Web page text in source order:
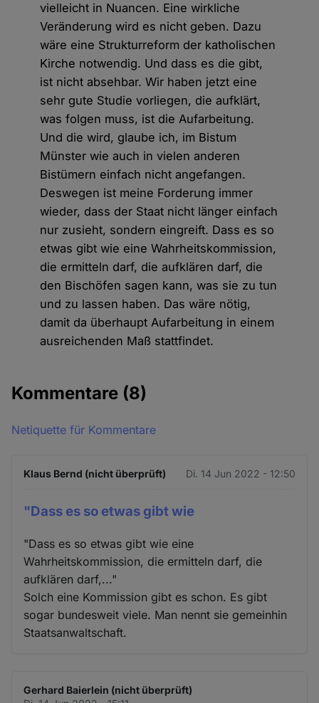
vielleicht in Nuancen. Eine wirkliche
Veränderung wird es nicht geben. Dazu
wäre eine Strukturreform der katholischen
Kirche notwendig. Und dass es die gibt,
ist nicht absehbar. Wir haben jetzt eine
sehr gute Studie vorliegen, die aufklärt,
was folgen muss, ist die Aufarbeitung.
Und die wird, glaube ich, im Bistum
Münster wie auch in vielen anderen
Bistümern einfach nicht angefangen.
Deswegen ist meine Forderung immer
wieder, dass der Staat nicht länger einfach
nur zusieht, sondern eingreift. Dass es so
etwas gibt wie eine Wahrheitskommission,
die ermitteln darf, die aufklären darf, die
den Bischöfen sagen kann, was sie zu tun
und zu lassen haben. Das wäre nötig,
damit da überhaupt Aufarbeitung in einem
ausreichenden Maß stattfindet.
Kommentare (8)
Netiquette für Kommentare
Klaus Bernd (nicht überprüft) Di. 14 Jun 2022 - 12:50
"Dass es so etwas gibt wie
"Dass es so etwas gibt wie eine
Wahrheitskommission, die ermitteln darf, die
aufklären darf,..."
Solch eine Kommission gibt es schon. Es gibt
sogar bundesweit viele. Man nennt sie gemeinhin
Staatsanwaltschaft.
Gerhard Baierlein (nicht überprüft)